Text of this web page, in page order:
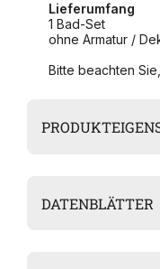
Lieferumfang
1 Bad-Set
ohne Armatur /
Bitte beachten
DATENBLÄTTER